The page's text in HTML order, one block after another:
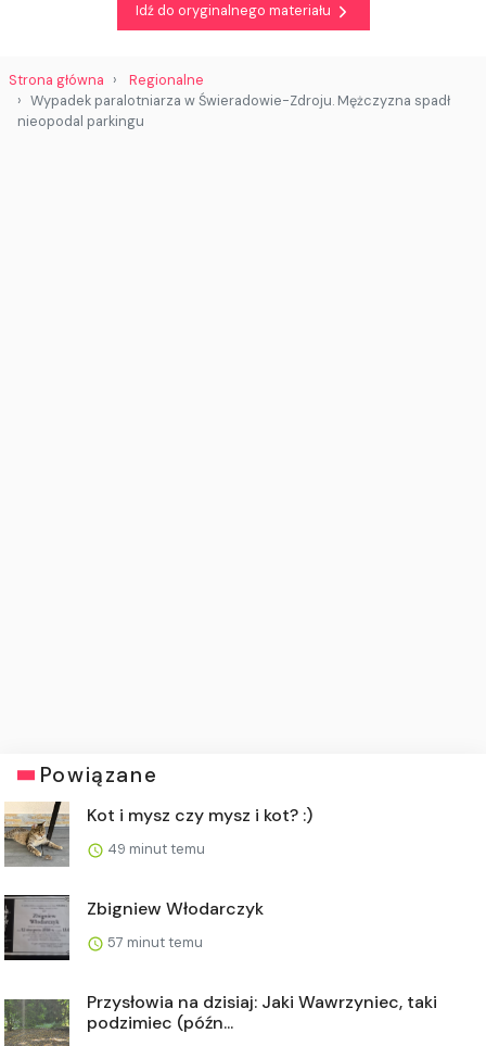
Idź do oryginalnego materiału
Strona główna
Regionalne
Wypadek paralotniarza w Świeradowie-Zdroju. Mężczyzna spadł
nieopodal parkingu
Powiązane
Kot i mysz czy mysz i kot? :)
49 minut temu
Zbigniew Włodarczyk
57 minut temu
Przysłowia na dzisiaj: Jaki Wawrzyniec, taki
podzimiec (późn...